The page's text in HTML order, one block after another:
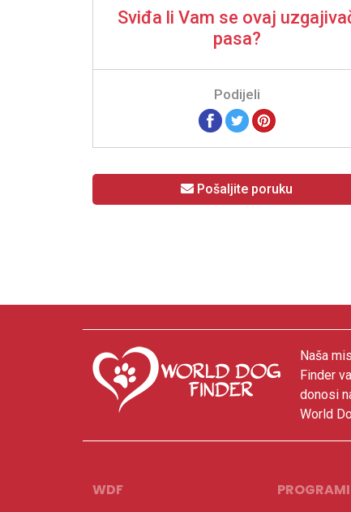
Sviđa li Vam se ovaj
pasa?
Podijeli
Pošaljite poruku
Naša
Finder
donosi
World
WDF PROGRAMI